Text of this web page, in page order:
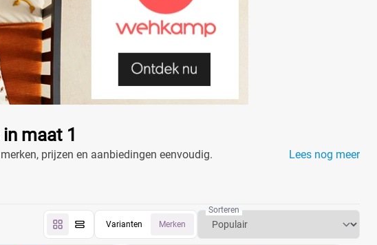
maat 1
prijzen en aanbiedingen eenvoudig. Lees nog meer
Varianten Merken
Sorteren